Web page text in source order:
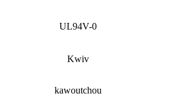
UL94V-0
Kwiv
kawoutchou